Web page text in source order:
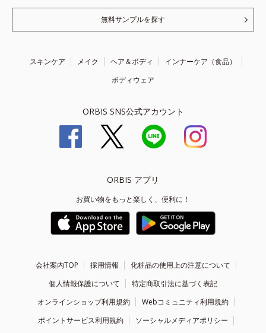
無料サンプルを探す
スキンケア メイク ヘア＆ボディ
インナーケア（食品）
ボディウェア
ORBIS SNS公式アカウント
ORBIS アプリ
お買い物をもっと楽しく、便利に！
会社案内TOP 採用情報
化粧品の使用上の注意について
個人情報保護について
特定商取引法に基づく表記
オンラインショップ利用規約
Webコミュニティ利用規約
ポイントサービス利用規約
ソーシャルメディアポリシー